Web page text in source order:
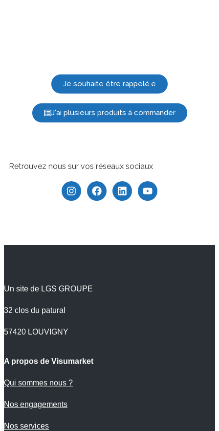
Je souhaite être rappelé.e
J'ai plusieurs produits à commander
Retrouvez nous sur vos réseaux sociaux
Un site de LGS GROUPE
32 clos du patural
57420 LOUVIGNY
A propos de Visumarket
Qui sommes nous ?
Nos engagements
Nos services